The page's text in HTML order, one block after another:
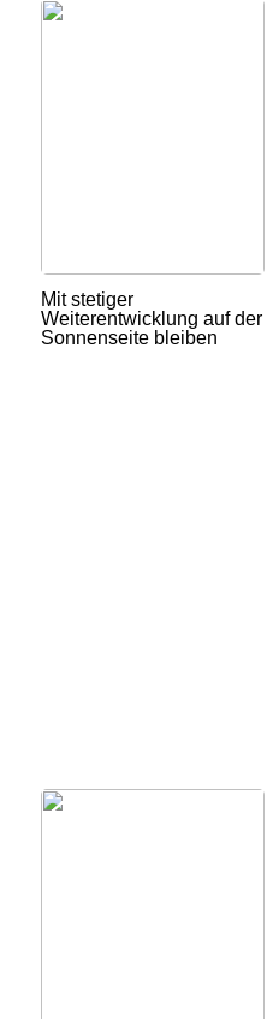
Mit stetiger
Weiterentwicklung auf der
Sonnenseite bleiben